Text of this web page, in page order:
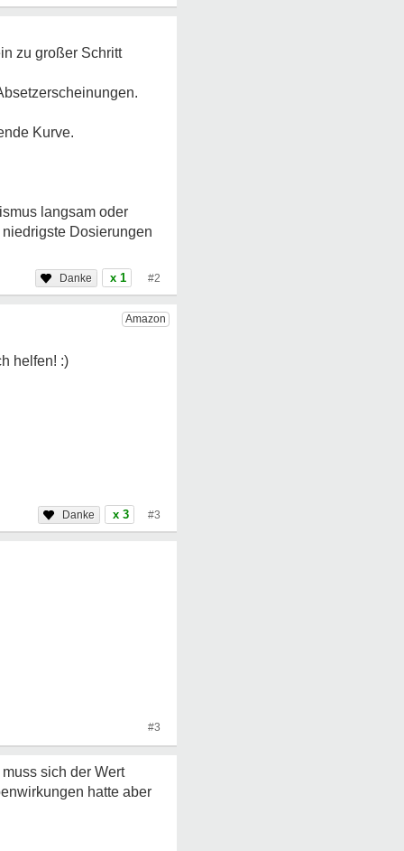
zu großer Schritt
Kurve.
langsam oder
Dosierungen
x 1 #2
x 3 #3
#3
sich der Wert
hatte aber